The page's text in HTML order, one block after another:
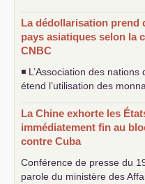
La dédollarisation prend
pays asiatiques selon la
CNBC
◾ L’Association des
étend l’utilisation des
La Chine exhorte les
immédiatement fin au
contre Cuba
Conférence de presse du
parole du ministère des